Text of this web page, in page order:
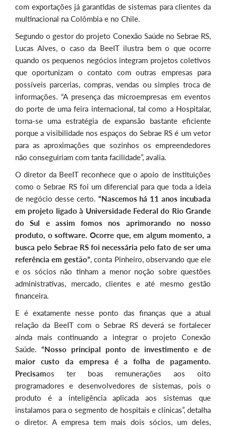
com exportações já garantidas de sistemas para clientes da
multinacional na Colômbia e no Chile.
Segundo o gestor do projeto Conexão Saúde no Sebrae RS,
Lucas Alves, o caso da BeeIT ilustra bem o que ocorre
quando os pequenos negócios integram projetos coletivos
que oportunizam o contato com outras empresas para
possíveis parcerias, compras, vendas ou simples troca de
informações. “A presença das microempresas em eventos
do porte de uma feira internacional, tal como a Hospitalar,
torna-se uma estratégia de expansão bastante eficiente
porque a visibilidade nos espaços do Sebrae RS é um vetor
para as aproximações que sozinhos os empreendedores
não conseguiriam com tanta facilidade”, avalia.
O diretor da BeeIT reconhece que o apoio de instituições
como o Sebrae RS foi um diferencial para que toda a ideia
de negócio desse certo. “Nascemos há 11 anos incubada
em projeto ligado à Universidade Federal do Rio Grande
do Sul e assim fomos nos aprimorando no nosso
produto, o software. Ocorre que, em algum momento, a
busca pelo Sebrae RS foi necessária pelo fato de ser uma
referência em gestão”, conta Pinheiro, observando que ele
e os sócios não tinham a menor noção sobre questões
administrativas, mercado, clientes e até mesmo gestão
financeira.
E é exatamente nesse ponto das finanças que a atual
relação da BeeIT com o Sebrae RS deverá se fortalecer
ainda mais continuando a integrar o projeto Conexão
Saúde.“Nosso principal ponto de investimento e de
maior custo da empresa é a folha de pagamento.
Precisamos ter boas remunerações aos oito
programadores e desenvolvedores de sistemas, pois o
produto é a inteligência aplicada aos sistemas que
instalamos para o segmento de hospitais e clínicas”, detalha
o diretor. A empresa tem mais dois sócios, um deles,